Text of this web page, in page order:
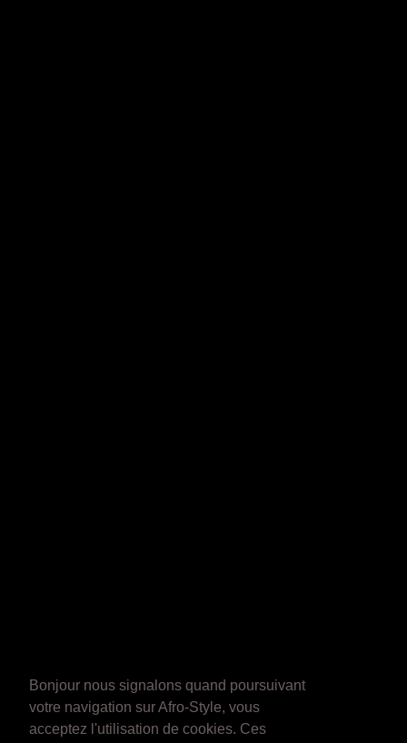
Bonjour nous signalons quand poursuivant
votre navigation sur Afro-Style, vous
acceptez l'utilisation de cookies. Ces